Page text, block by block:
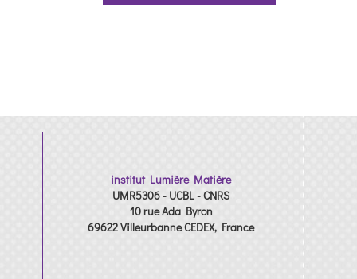
institut Lumière Matière
UMR5306 - UCBL - CNRS
10 rue Ada Byron
69622 Villeurbanne CEDEX, France